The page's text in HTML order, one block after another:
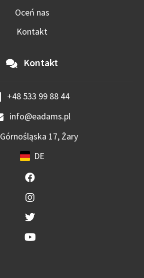
Oceń nas
Kontakt
Kontakt
+48 533 99 88 44
info@eadams.pl
Górnośląska 17, Żary
DE